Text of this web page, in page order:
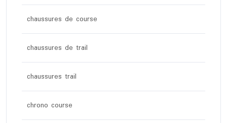
chaussures de course
chaussures de trail
chaussures trail
chrono course